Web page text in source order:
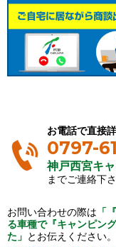
お電話で直接
0797-
神戸西宮キ
までご連絡下さ
お問い合わせの際は 「
る車種で『キャンピン
た」 とお伝えください。